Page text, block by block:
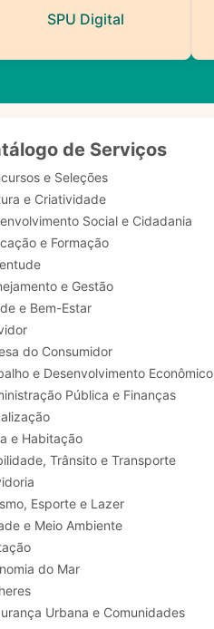
SPU Digital
de Serviços
e Seleções
e Criatividade
Social e Cidadania
e Formação
e Gestão
e Bem-Estar
do Consumidor
Trabalho e Desenvolvimento Econômico
Pública e Finanças
e Habitação
Trânsito e Transporte
Turismo, Esporte e Lazer
e Meio Ambiente
do Mar
Urbana e Comunidades